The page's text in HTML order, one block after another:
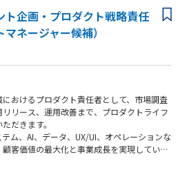
球規模の課題解決に向け、大きな裁量を持っ
スタンダードとなっていくサステナビリテ
規性、社会貢献性が高く、まだこの世に存
していきます。
国内外の出張も相応に生じ得ます。
い
代型原子力プラントの社会実装を通じ、脱
安定供給に貢献できます。
段階から様々な関係企業と技術検討に携わ
の知識やアイデアを反映させることが可能
験豊富なグローバルなメンバー30人弱と一
外の技術パートナーや研究機関との連携を
マネジメントし遂行する経験を積むことが
人）
ト企画・プロダクト戦略責任
ネージャー候補）
おけるプロダクト責任者として、市場調査
リース、運用改善まで、プロダクトライフ
だきます。
ム、AI、データ、UX/UI、オペレーションな
客価値の最大化と事業成長を実現していた